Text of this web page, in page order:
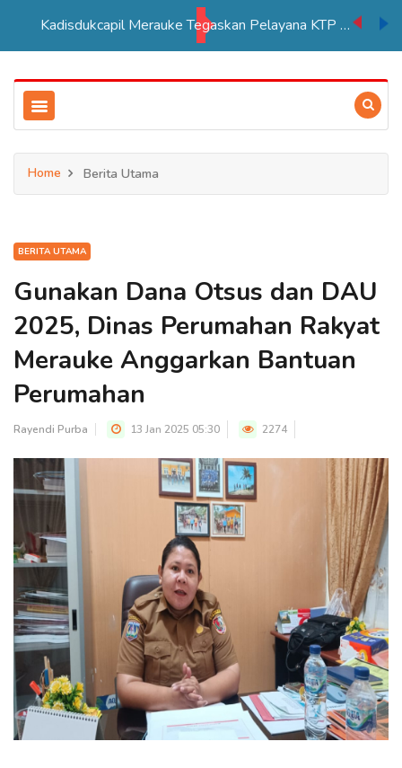
Kadisdukcapil Merauke Tegaskan Pelayana KTP Sesuai SOP
Home Berita Utama
BERITA UTAMA
Gunakan Dana Otsus dan DAU
2025, Dinas Perumahan Rakyat
Merauke Anggarkan Bantuan
Perumahan
Rayendi Purba 13 Jan 2025 05:30 2274